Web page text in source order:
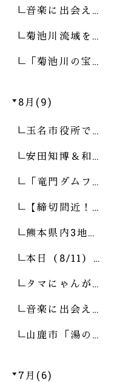
音楽に出会え…
菊池川流域を…
「菊池川の宝…
8月(9)
玉名市役所で…
安田知博＆和…
「竜門ダムフ…
【締切間近！…
熊本県内3地…
本日（8/11）…
タマにゃんが…
音楽に出会え…
山鹿市「湯の…
7月(6)